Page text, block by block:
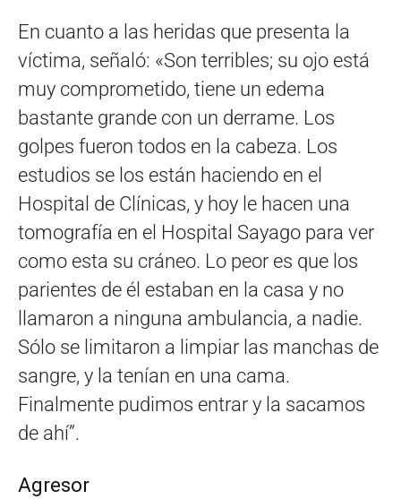
En cuanto a las heridas que presenta la
víctima, señaló: «Son terribles; su ojo está
muy comprometido, tiene un edema
bastante grande con un derrame. Los
golpes fueron todos en la cabeza. Los
estudios se los están haciendo en el
Hospital de Clínicas, y hoy le hacen una
tomografía en el Hospital Sayago para ver
como esta su cráneo. Lo peor es que los
parientes de él estaban en la casa y no
llamaron a ninguna ambulancia, a nadie.
Sólo se limitaron a limpiar las manchas de
sangre, y la tenían en una cama.
Finalmente pudimos entrar y la sacamos
de ahí”.
Agresor